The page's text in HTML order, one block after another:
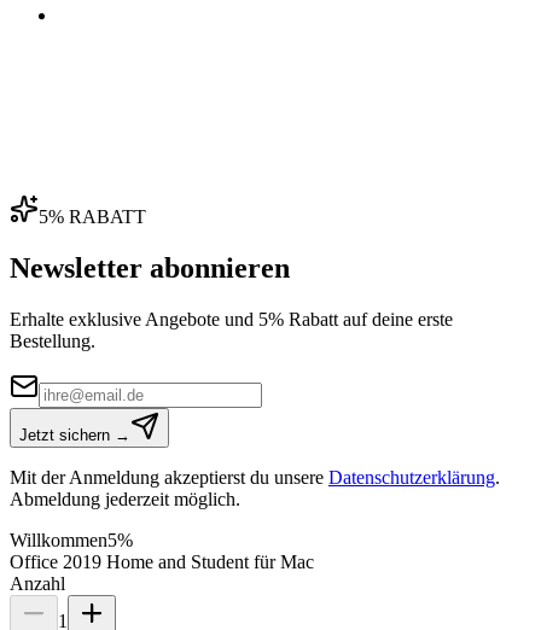
5% RABATT
Newsletter abonnieren
Erhalte exklusive Angebote und 5% Rabatt auf deine erste
Bestellung.
Jetzt sichern →
Mit der Anmeldung akzeptierst du unsere Datenschutzerklärung.
Abmeldung jederzeit möglich.
Willkommen5%
Office 2019 Home and Student für Mac
Anzahl
1